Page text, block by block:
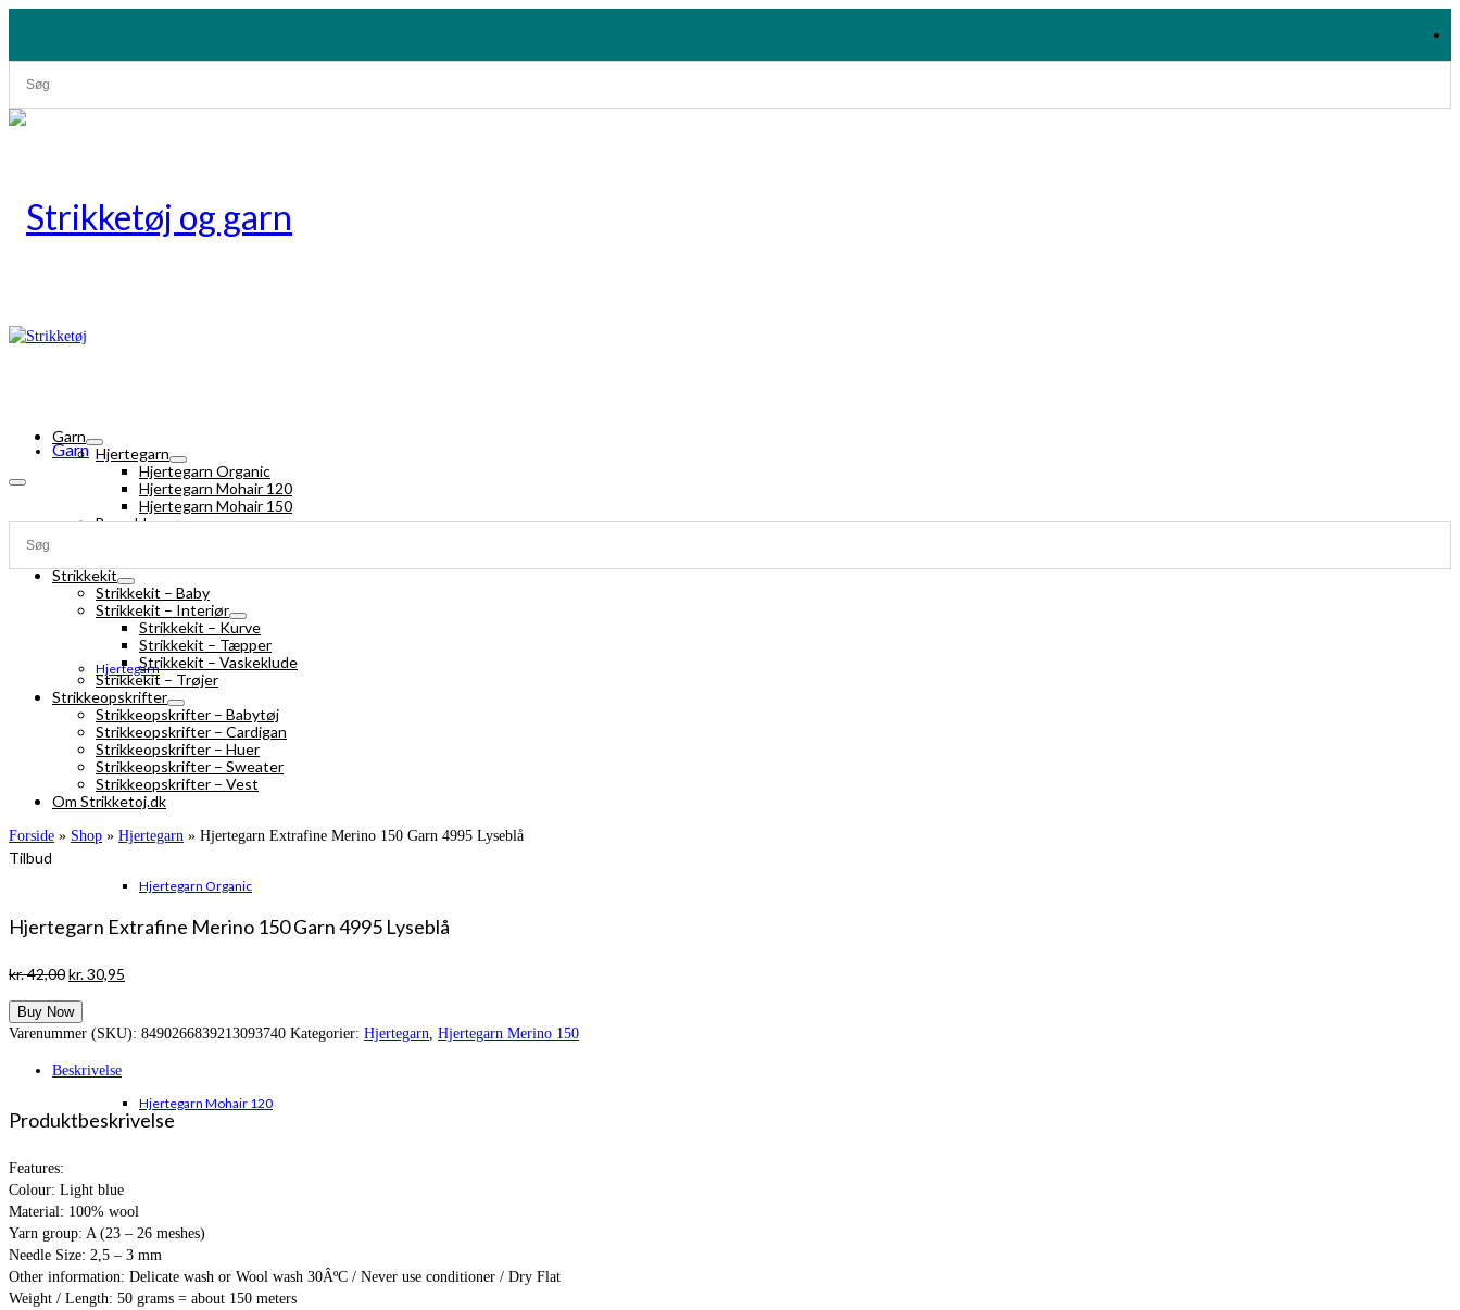
Garn
Hjertegarn
Hjertegarn Organic
Hjertegarn Mohair 120
Garn
Hjertegarn
Hjertegarn Organic
Hjertegarn Mohair 120
Hjertegarn Mohair 150
Bomuldsgarn
Strikkekit
Strikkekit – Baby
Strikkekit – Interiør
Strikkekit – Kurve
Strikkekit – Tæpper
Strikkekit – Vaskeklude
Strikkekit – Trøjer
Strikkeopskrifter
Strikkeopskrifter – Babytøj
Strikkeopskrifter – Cardigan
Strikkeopskrifter – Huer
Strikkeopskrifter – Sweater
Strikkeopskrifter – Vest
Om Strikketoj.dk
Forside » Shop » Hjertegarn » Hjertegarn Extrafine Merino 150 Garn 4995 Lyseblå
Tilbud
Hjertegarn Extrafine Merino 150 Garn 4995 Lyseblå
kr.42,00Den
pris
var:
kr.30,95
er:
Buy Now
Varenummer (SKU): 8490266839213093740 Kategorier: Hjertegarn, Hjertegarn Merino 150
Beskrivelse
Produktbeskrivelse
Features:
Colour: Light blue
Material: 100% wool
Yarn group: A (23 – 26 meshes)
Needle Size: 2,5 – 3 mm
Other information: Delicate wash or Wool wash 30ÂºC / Never use conditioner / Dry Flat
Weight / Length: 50 grams = about 150 meters